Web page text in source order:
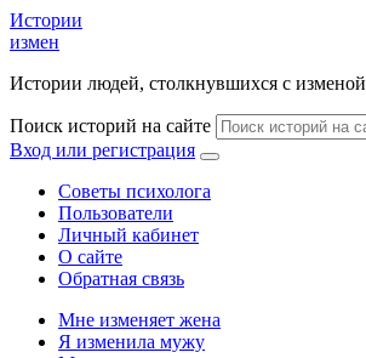
Истории
измен
Истории людей, столкнувшихся с изменой
Поиск историй на сайте
Вход или регистрация
Советы психолога
Пользователи
Личный кабинет
О сайте
Обратная связь
Мне изменяет жена
Я изменила мужу